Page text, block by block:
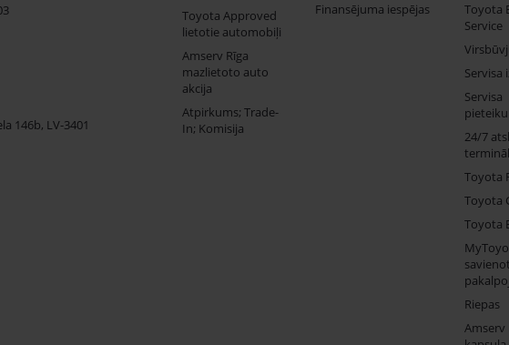
146b, LV-3401
Toyota Approved
lietotie automobiļi
Amserv Rīga
mazlietoto auto
akcija
Atpirkums; Trade-
In; Komisija
Finansējuma iespējas
Toyota
Service
Servisa
Servisa
24/7
Toyota
Toyota
Toyota
Riepas
Amserv